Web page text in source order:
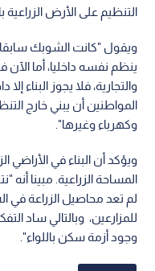
التنظيم على الأرض
ويقول "كانت الشوبك
ينظم نفسه داخليا، أما الآن
والتجارية، فلا يجوز البناء
المواطنين أن يبني خارج
وكهرباء وغيرها".
المساحة الزراعية. مبينا أنه
لم تعد محاصيل الزراعة في
للمزارعين، وبالتالي ساد
وجود أزمة سكن باللواء".